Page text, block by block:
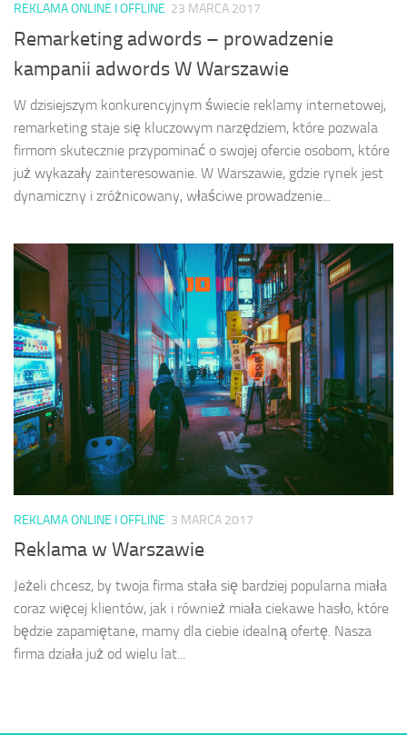
REKLAMA ONLINE I OFFLINE 23 MARCA 2017
Remarketing adwords – prowadzenie
kampanii adwords W Warszawie
W dzisiejszym konkurencyjnym świecie reklamy internetowej,
remarketing staje się kluczowym narzędziem, które pozwala
firmom skutecznie przypominać o swojej ofercie osobom, które
już wykazały zainteresowanie. W Warszawie, gdzie rynek jest
dynamiczny i zróżnicowany, właściwe prowadzenie...
REKLAMA ONLINE I OFFLINE 3 MARCA 2017
Reklama w Warszawie
Jeżeli chcesz, by twoja firma stała się bardziej popularna miała
coraz więcej klientów, jak i również miała ciekawe hasło, które
będzie zapamiętane, mamy dla ciebie idealną ofertę. Nasza
firma działa już od wielu lat...